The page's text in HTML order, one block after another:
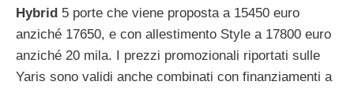
Hybrid 5 porte che viene proposta a 15450 euro
anziché 17650, e con allestimento Style a 17800 euro
anziché 20 mila. I prezzi promozionali riportati sulle
Yaris sono validi anche combinati con finanziamenti a